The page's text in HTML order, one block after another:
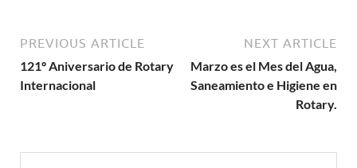
PREVIOUS ARTICLE
121º Aniversario de Rotary
Internacional
NEXT ARTICLE
Marzo es el Mes del Agua,
Saneamiento e Higiene en
Rotary.